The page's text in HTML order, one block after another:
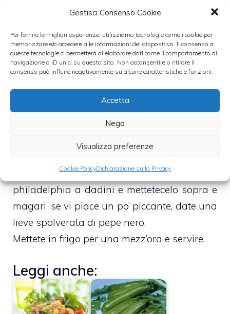
Gestisci Consenso Cookie
Per fornire le migliori esperienze, utilizziamo tecnologie come i cookie per
memorizzare e/o accedere alle informazioni del dispositivo. Il consenso a
queste tecnologie ci permetterà di elaborare dati come il comportamento di
navigazione o ID unici su questo sito. Non acconsentire o ritirare il
consenso può influire negativamente su alcune caratteristiche e funzioni.
Accetta
Nega
Visualizza preferenze
Cookie PolicyDichiarazione sulla Privacy
pezzetti, il sale e l’olio poi mescolate bene.
mezz’oretta; nel frattempo portare ad
ebollizione l’acqua salata e buttate la pasta.
Fatela cuocere e scolatela un minuto prima
della cottura indicata sulla confezione;
fredda, in modo da bloccare la cottura e
successivamente unirla al condimento di
Una volta che si è ben insaporita, tagliare il
philadelphia a dadini e mettetecelo sopra e
magari, se vi piace un po’ piccante, date una
lieve spolverata di pepe nero.
Mettete in frigo per una mezz’ora e servire.
Leggi anche: